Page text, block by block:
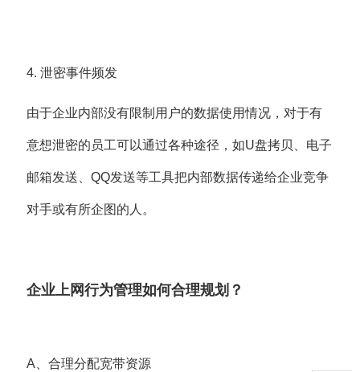
4. 泄密事件频发
由于企业内部没有限制用户的数据使用情况，对于有
意想泄密的员工可以通过各种途径，如U盘拷贝、电子
邮箱发送、QQ发送等工具把内部数据传递给企业竞争
对手或有所企图的人。
企业上网行为管理如何合理规划？
A、合理分配宽带资源